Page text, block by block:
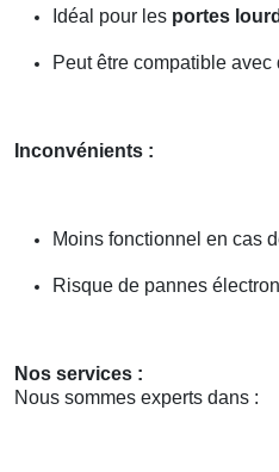
Idéal pour les portes
Peut être compatible avec
Inconvénients :
Moins fonctionnel en cas
Risque de pannes
Nos services :
Nous sommes experts dans :